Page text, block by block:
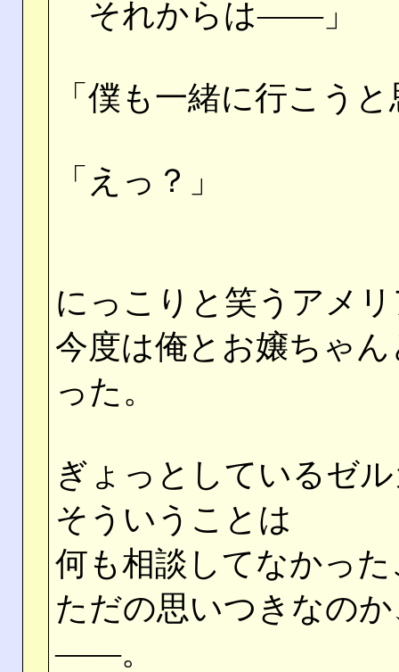
それからは――」
「僕も一緒に行こう
「えっ？」
にっこりと笑うアメ
今度は俺とお嬢ちゃ
った。
ぎょっとしているゼ
そういうことは
何も相談してなかっ
ただの思いつきなの
――。